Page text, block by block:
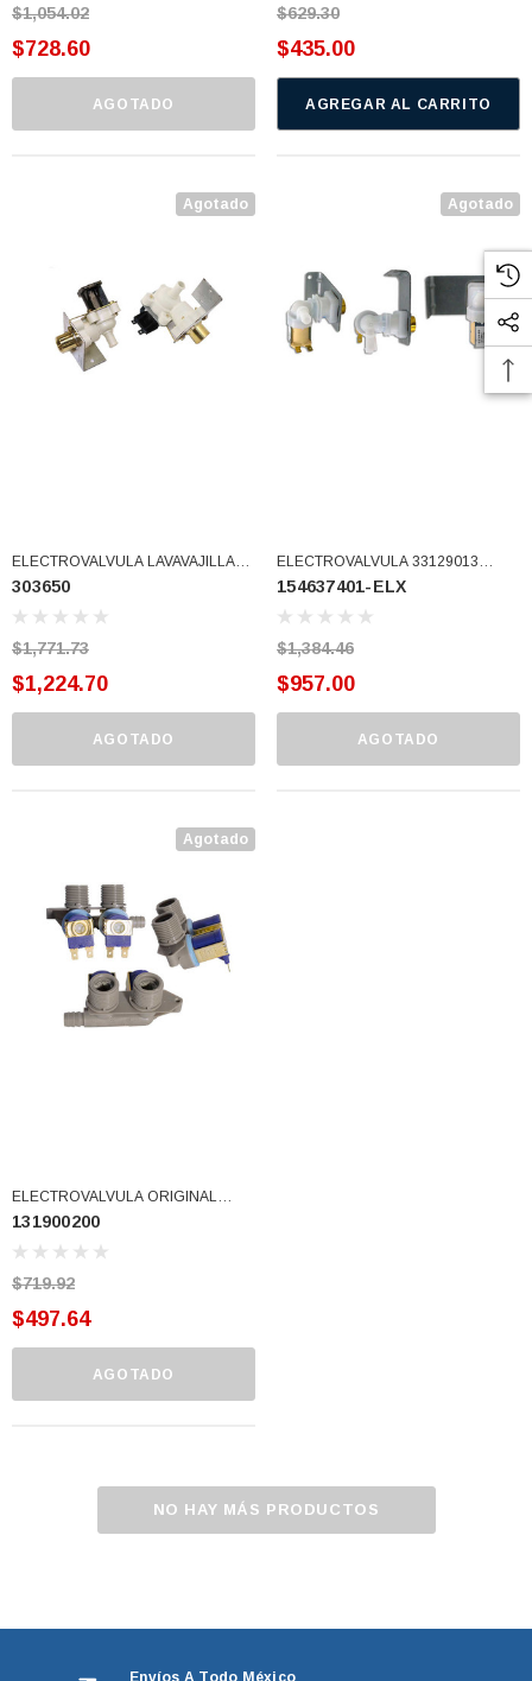
$1,054.02
$728.60
AGOTADO
$629.30
$435.00
AGREGAR AL CARRITO
Agotado
ELECTROVALVULA LAVAVAJILLAS
WH. (303650)
303650
$1,771.73
$1,224.70
AGOTADO
Agotado
ELECTROVALVULA 33129013
1378823 154219601 154219602
154359801 154359802 154373301
154373303 15445901 (154637401-
154637401-ELX
$1,384.46
$957.00
AGOTADO
Agotado
ELECTROVALVULA ORIGINAL
134211400 131900200 USAR
134211400-RS (131900200)
131900200
$719.92
$497.64
AGOTADO
NO HAY MÁS PRODUCTOS
Envíos A Todo México